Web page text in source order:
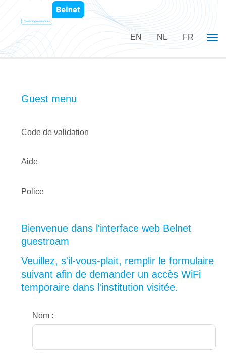
FR
NL
EN
Guest menu
Code de validation
Aide
Police
Bienvenue dans l'interface web Belnet
guestroam
Veuillez, s'il-vous-plait, remplir le formulaire
suivant afin de demander un accès WiFi
temporaire dans l'institution visitée.
Nom :